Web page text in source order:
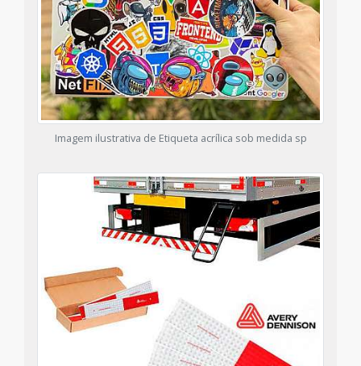
Imagem ilustrativa de Etiqueta acrílica sob medida sp